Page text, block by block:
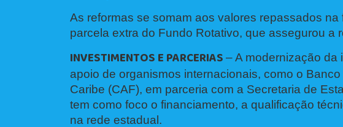
As reformas se somam aos valores repassados
parcela extra do Fundo Rotativo, que assegurou a
INVESTIMENTOS E PARCERIAS – A modernização da
apoio de organismos internacionais, como o
Caribe (CAF), em parceria com a Secretaria de
tem como foco o financiamento, a qualificação
na rede estadual.